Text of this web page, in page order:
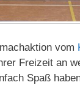
vom
Freizeit an
Spaß